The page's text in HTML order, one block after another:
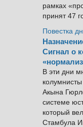
рамках
принят 47
Повестка
Сигнал о
В эти дни
Акына
системе
который
Стамбула